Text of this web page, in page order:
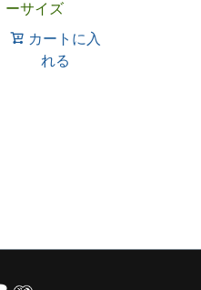
ーサイズ
カートに入
れる